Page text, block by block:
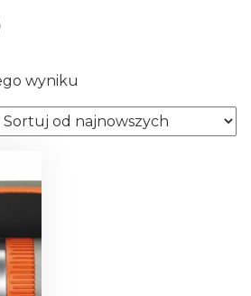
wyniku